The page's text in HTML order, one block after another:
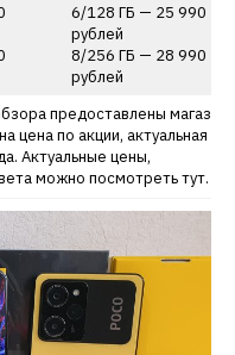
6/128 ГБ — 25 990
рублей
8/256 ГБ — 28 990
рублей
предоставлены
цена по акции, актуальная на
Актуальные цены,
можно посмотреть тут.